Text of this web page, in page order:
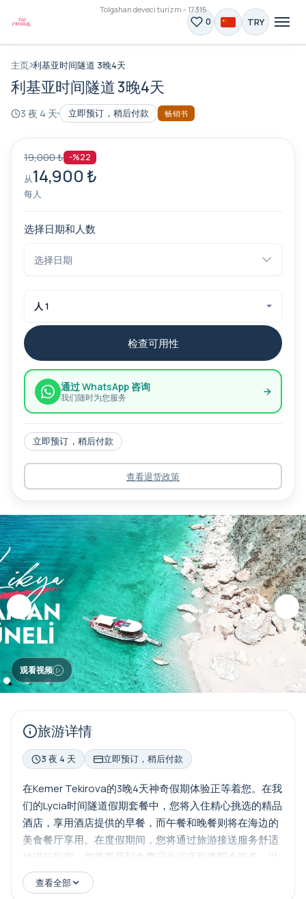
Tolgahan deveci turizm - 17315
0 TRY
主页 利基亚时间隧道 3晚4天
利基亚时间隧道 3晚4天
3 夜 4 天 立即预订，稍后付款 畅销书
观看视频
旅游详情
3 夜 4 天 立即预订，稍后付款
在Kemer Tekirova的3晚4天神奇假期体验正等着您。在我
们的Lycia时间隧道假期套餐中，您将入住精心挑选的精品
酒店，享用酒店提供的早餐，而午餐和晚餐则将在海边的
美食餐厅享用。在度假期间，您将通过旅游接送服务舒适
地进行探索。您将享受到免费日光浴床和遮阳伞服务，以
便在沙滩上晒太阳和享受海水的乐趣。 对于热爱夜生活的
人来说，我们也提供三个大型夜总会的免费入场机会。此
查看全部
19,000 ₺ -%22
从14,900 ₺
每人
选择日期和人数
人 1
检查可用性
通过 WhatsApp 咨询
我们随时为您服务
立即预订，稍后付款
查看退货政策